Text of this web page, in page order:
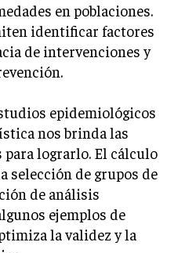
en poblaciones.
identificar factores
de intervenciones y
epidemiológicos
nos brinda las
lograrlo. El cálculo
selección de grupos de
de análisis
ejemplos de
la validez y la